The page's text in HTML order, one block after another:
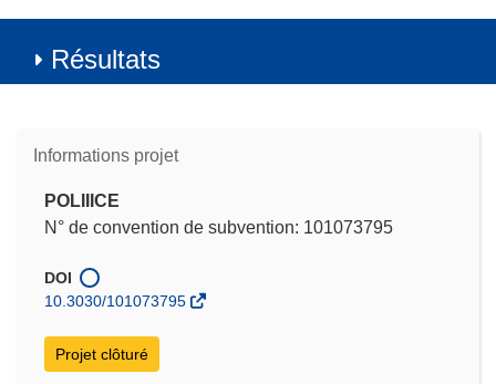
Résultats
Informations projet
POLIIICE
N° de convention de subvention: 101073795
DOI
10.3030/101073795
Projet clôturé